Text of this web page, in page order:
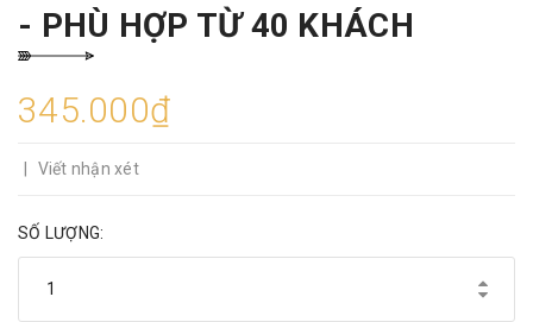
- PHÙ HỢP TỪ 40 KHÁCH
345.000₫
Viết nhận xét
SỐ LƯỢNG: